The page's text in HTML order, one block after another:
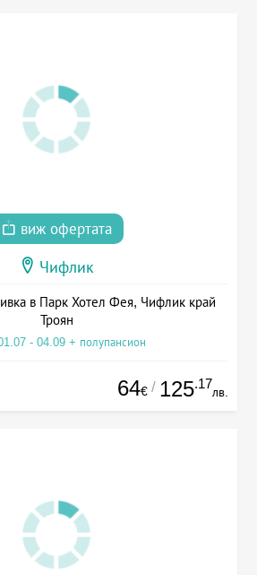
виж офертата
Чифлик
в Парк Хотел Фея, Чифлик край
Троян
- 04.09 + полупансион
64€ / 125.17
лв.